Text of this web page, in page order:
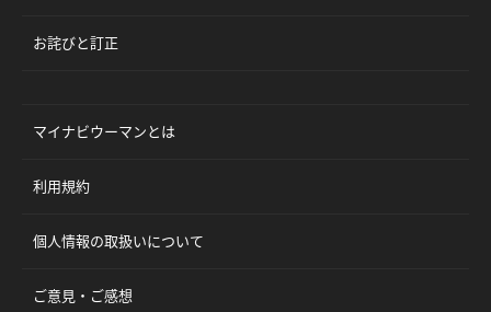
お詫びと訂正
マイナビウーマンとは
利用規約
個人情報の取扱いについて
ご意見・ご感想